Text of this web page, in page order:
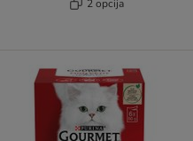
2 opcija